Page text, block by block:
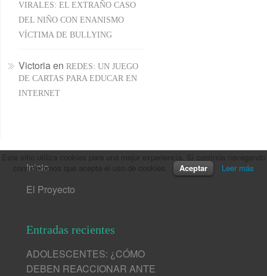
VIRALES: EL EXTRAÑO CASO
DEL NIÑO CON ENANISMO
VÍCTIMA DE BULLYING
Victoriaen REDES: UN JUEGO
DE CARTAS PARA EDUCAR EN
INTERNET
Inicio
El Proyecto
Entradas recientes
ADOLESCENTES: ¿CÓMO
DEBEN REACCIONAR ANTE
consideramos que acepta el uso de cookies.
Aceptar Leer más